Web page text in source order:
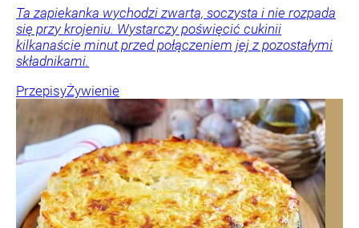
Ta zapiekanka wychodzi zwarta, soczysta i nie rozpada
się przy krojeniu. Wystarczy poświęcić cukinii
kilkanaście minut przed połączeniem jej z pozostałymi
składnikami.
PrzepisyŻywienie